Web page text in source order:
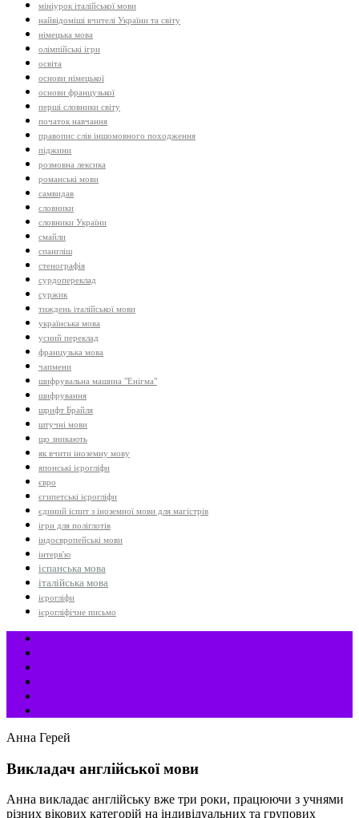
мініурок італійської мови
найвідоміші вчителі України та світу
німецька мова
олімпійські ігри
освіта
основи німецької
основи французької
перші словники світу
початок навчання
правопис слів іншомовного походження
піджини
розмовна лексика
романські мови
самвидав
словники
словники України
смайли
спангліш
стенографія
сурдопереклад
суржик
тиждень італійської мови
українська мова
усний переклад
французька мова
чапмени
шифрувальна машина "Енігма"
шифрування
шрифт Брайля
штучні мови
що зникають
як вчити іноземну мову
японські ієрогліфи
євро
єгипетські ієрогліфи
єдиний іспит з іноземної мови для магістрів
ігри для поліглотів
індоєвропейські мови
інтерв'ю
іспанська мова
італійська мова
ієрогліфи
ієрогліфічне письмо
Анна Герей
Викладач англійської мови
Анна викладає англійську вже три роки, працюючи з учнями
різних вікових категорій на індивідуальних та групових